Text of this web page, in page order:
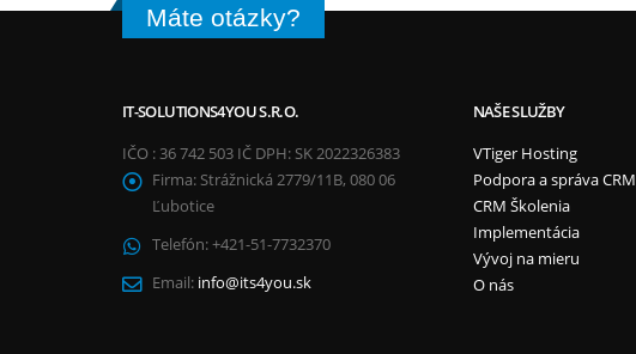
Máte otázky?
IT-SOLUTIONS4YOU S.R.O.
IČO : 36 742 503 IČ DPH: SK 2022326383
Firma: Strážnická 2779/11B, 080 06
Ľubotice
Telefón:+421-51-7732370
Email: info@its4you.sk
NAŠE SLUŽBY
VTiger Hosting
Podpora a správa CRM
CRM Školenia
Implementácia
Vývoj na mieru
O nás